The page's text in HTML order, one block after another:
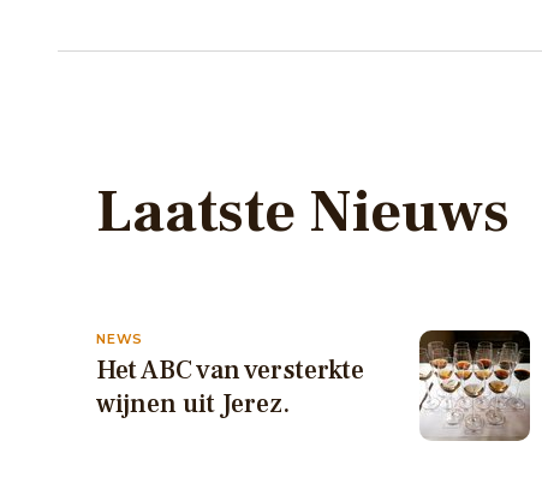
Laatste Nieuws
NEWS
Het ABC van versterkte
wijnen uit Jerez.